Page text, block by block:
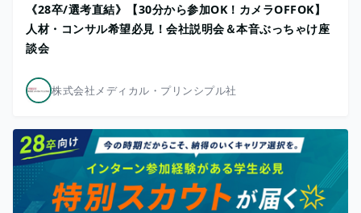
《28卒/選考直結》【30分から参加OK！カメラOFFOK】
人材・コンサル希望必見！会社説明会＆本音ぶっちゃけ座
談会
株式会社メディカル・プリンシプル社